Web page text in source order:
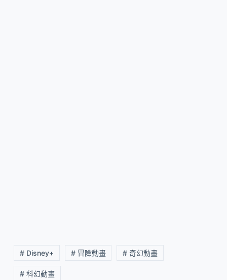
# Disney+ # 冒險動畫 # 奇幻動畫
# 科幻動畫